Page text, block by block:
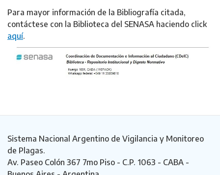
Para mayor información de la Bibliografía citada,
contáctese con la Biblioteca del SENASA haciendo click
aquí.
Sistema Nacional Argentino de Vigilancia y Monitoreo
de Plagas.
Av. Paseo Colón 367 7mo Piso - C.P. 1063 - CABA -